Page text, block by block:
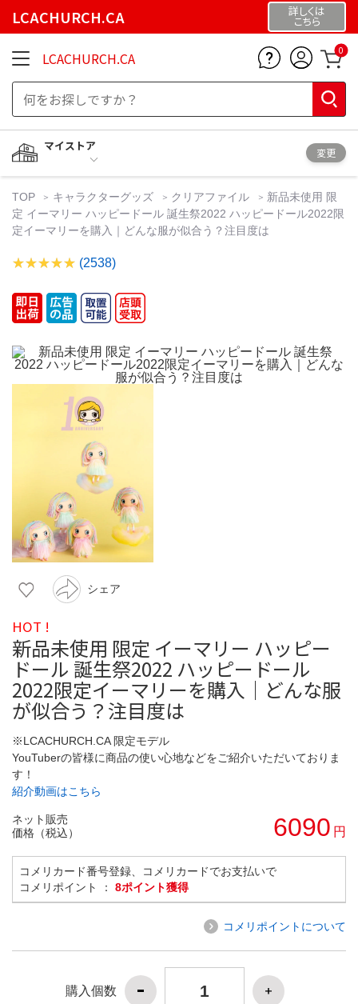
LCACHURCH.CA 詳しくは
こちら
LCACHURCH.CA 0
マイストア
変更
TOP キャラクターグッズ クリアファイル
新品未使用 限
定 イーマリー ハッピードール 誕生祭2022 ハッピードール2022限
定イーマリーを購入｜どんな服が似合う？注目度は
(2538)
シェア
HOT !
新品未使用 限定 イーマリー ハッピー
ドール 誕生祭2022 ハッピードール
2022限定イーマリーを購入｜どんな服
が似合う？注目度は
※LCACHURCH.CA 限定モデル
YouTuberの皆様に商品の使い心地などをご紹介いただいておりま
す！
紹介動画はこちら
ネット販売
価格（税込）
6090 円
コメリカード番号登録、コメリカードでお支払いで
コメリポイント ： 8ポイント獲得
コメリポイントについて
購入個数